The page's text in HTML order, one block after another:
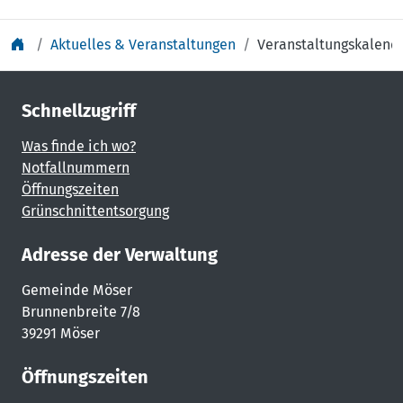
Aktuelles & Veranstaltungen
Schnellzugriff
Was finde ich wo?
Notfallnummern
Öffnungszeiten
Grünschnittentsorgung
Adresse der Verwaltung
Gemeinde Möser
Brunnenbreite 7/8
39291 Möser
Öffnungszeiten